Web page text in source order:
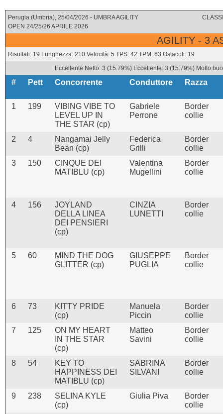
Perugia (Umbria), 25/04/2026 - UMBRA AGILITY
OPEN 24/25/26 APRILE 2026
AGILITY - 3
Risultati: 19 Lunghezza: 210 Velocità: 5 TPS: 42 TPM: 63 Ostacoli: 19
Eccellente Netto: 3 (15.79%) Eccellente: 3 (15.79%) Molto
# Pett Concorrente Conduttore Razza
1 199
VIBING VIBE TO
LEVEL UP IN
THE STAR (cp)
Gabriele
Perrone
Border
collie
2 4
Nangamai Jelly
Bean (cp)
Federica
Grilli
Border
collie
3
150
CINQUE DEI
MATIBLU (cp)
Valentina
Mugellini
Border
collie
4 156
JOYLAND
DELLA LINEA
DEI PENSIERI
(cp)
CINZIA
LUNETTI
Border
collie
5 60
MIND THE DOG
GLITTER (cp)
GIUSEPPE
PUGLIA
Border
collie
6 73
KITTY PRIDE
(cp)
Manuela
Piccin
Border
collie
7
125
ON MY HEART
IN THE STAR
(cp)
Matteo
Savini
Border
collie
8 54
KEY TO
HAPPINESS DEI
MATIBLU (cp)
SABRINA
SILVANI
Border
collie
9 238
SELINA KYLE
(cp)
Giulia Piva
Border
collie